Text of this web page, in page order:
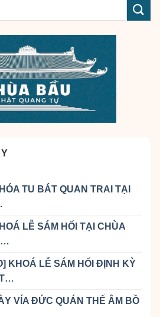
TU BÁT QUAN TRAI TẠI
LỄ SÁM HỐI TẠI CHÙA
KHOÁ LỄ SÁM HỐI ĐỊNH KỲ
VÍA ĐỨC QUÁN THẾ ÂM BỒ